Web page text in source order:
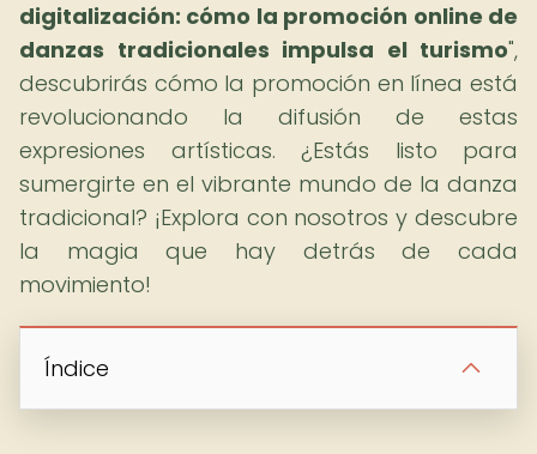
digitalización: cómo la promoción online de
danzas tradicionales impulsa el turismo",
descubrirás cómo la promoción en línea está
revolucionando la difusión de estas
expresiones artísticas. ¿Estás listo para
sumergirte en el vibrante mundo de la danza
tradicional? ¡Explora con nosotros y descubre
la magia que hay detrás de cada
movimiento!
Índice